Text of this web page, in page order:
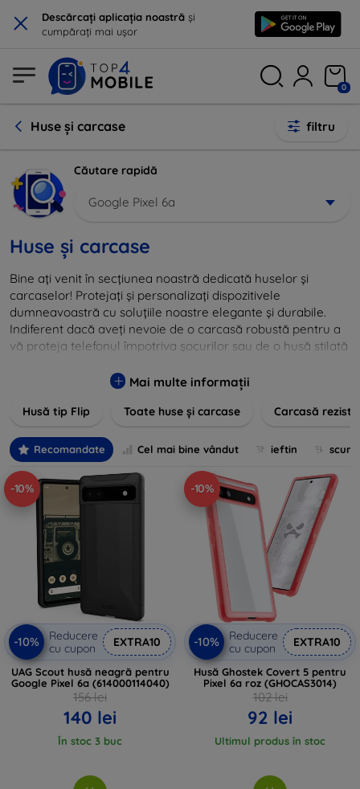
× Descărcați aplicația noastră și
cumpărați mai ușor
0
Huse și carcase filtru
Căutare rapidă
Google Pixel 6a
Huse și carcase
Bine ați venit în secțiunea noastră dedicată huselor și
carcaselor! Protejați și personalizați dispozitivele
dumneavoastră cu soluțiile noastre elegante și durabile.
Indiferent dacă aveți nevoie de o carcasă robustă pentru a
vă proteja telefonul împotriva șocurilor sau de o husă stilată
îndeplinească toate cerințele dvs. Descoperiți varietatea
designuri inovatoare menite să ofere nu doar protecție, ci și
Mai multe informații
Husă tip Flip Toate huse și carcase Carcasă
Recomandate Cel mai bine vândut ieftin
-10%
-10%
Reducere
cu cupon
EXTRA10
UAG Scout husă neagră pentru
Google Pixel 6a (614000114040)
156 lei
140 lei
În stoc 3 buc
-10%
-10%
Reducere
cu cupon
EXTRA10
Husă Ghostek Covert 5 pentru
Pixel 6a roz (GHOCAS3014)
102 lei
92 lei
Ultimul produs în stoc